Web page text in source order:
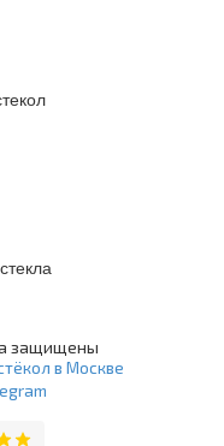
защищены
в Москве